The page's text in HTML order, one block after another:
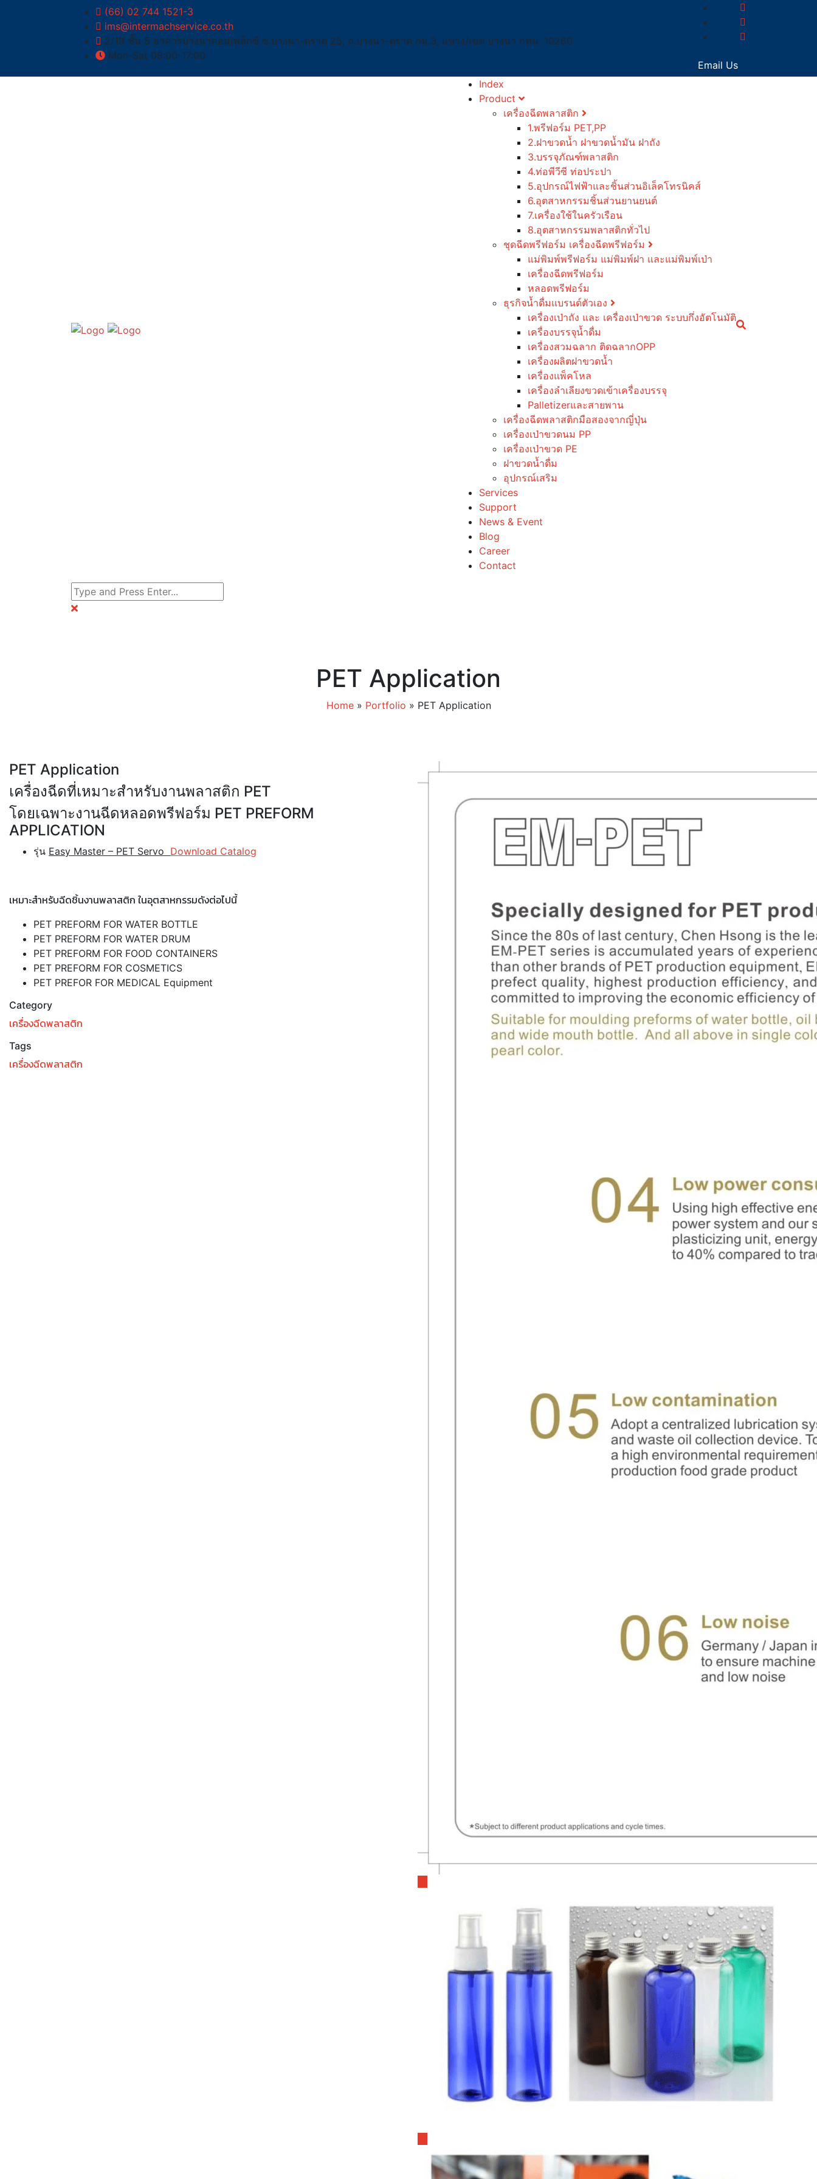
(66) 02 744 1521-3
ims@intermachservice.co.th
2/19 ชั้น 5 อาคารบางนาคอมเพล็กซ์ ซ.บางนา-ตราด 25, ถ.บางนา-ตราด กม.3, แขวง/เขต บางนา กทม. 10260
Mon-Sat 08:00-17:00
Email Us
Index
Product
เครื่องฉีดพลาสติก
1.พรีฟอร์ม PET,PP
2.ฝาขวดน้ำ ฝาขวดน้ำมัน ฝาถัง
3.บรรจุภัณฑ์พลาสติก
4.ท่อพีวีซี ท่อประปา
5.อุปกรณ์ไฟฟ้าและชิ้นส่วนอิเล็คโทรนิคส์
6.อุตสาหกรรมชิ้นส่วนยานยนต์
7.เครื่องใช้ในครัวเรือน
8.อุตสาหกรรมพลาสติกทั่วไป
ชุดฉีดพรีฟอร์ม เครื่องฉีดพรีฟอร์ม
แม่พิมพ์พรีฟอร์ม แม่พิมพ์ฝา และแม่พิมพ์เป่า
เครื่องฉีดพรีฟอร์ม
หลอดพรีฟอร์ม
ธุรกิจน้ำดื่มแบรนด์ตัวเอง
เครื่องเป่าถัง และ เครื่องเป่าขวด ระบบกึ่งอัตโนมัติ
เครื่องบรรจุน้ำดื่ม
เครื่องสวมฉลาก ติดฉลากOPP
เครื่องผลิตฝาขวดน้ำ
เครื่องแพ็คโหล
เครื่องลำเลียงขวดเข้าเครื่องบรรจุ
Palletizerและสายพาน
เครื่องฉีดพลาสติกมือสองจากญี่ปุ่น
เครื่องเป่าขวดนม PP
เครื่องเป่าขวด PE
ฝาขวดน้ำดื่ม
อุปกรณ์เสริม
Services
Support
News & Event
Blog
Career
Contact
PET Application
Home» Portfolio » PET Application
PET Application
เครื่องฉีดที่เหมาะสำหรับงานพลาสติก PET
โดยเฉพาะงานฉีดหลอดพรีฟอร์ม PET PREFORM
APPLICATION
รุ่น Easy Master – PET Servo Download Catalog
เหมาะสำหรับฉีดชิ้นงานพลาสติก ในอุตสาหกรรมดังต่อไปนี้
PET PREFORM FOR WATER BOTTLE
PET PREFORM FOR WATER DRUM
PET PREFORM FOR FOOD CONTAINERS
PET PREFORM FOR COSMETICS
PET PREFOR FOR MEDICAL Equipment
Category
เครื่องฉีดพลาสติก
Tags
เครื่องฉีดพลาสติก